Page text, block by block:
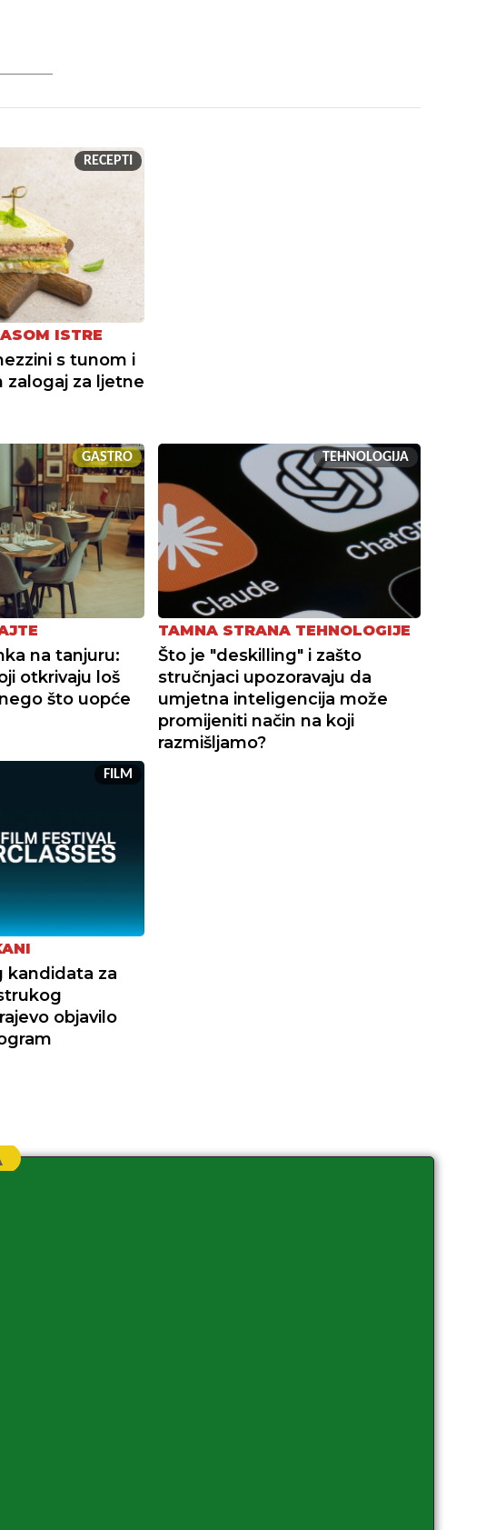
RECEPTI
ISTRE
s tunom i
zalogaj za ljetne
GASTRO
na tanjuru:
otkrivaju loš
što uopće
TEHNOLOGIJA
TAMNA STRANA TEHNOLOGIJE
Što je "deskilling" i zašto
stručnjaci upozoravaju da
umjetna inteligencija može
promijeniti način na koji
razmišljamo?
FILM
kandidata za
objavilo